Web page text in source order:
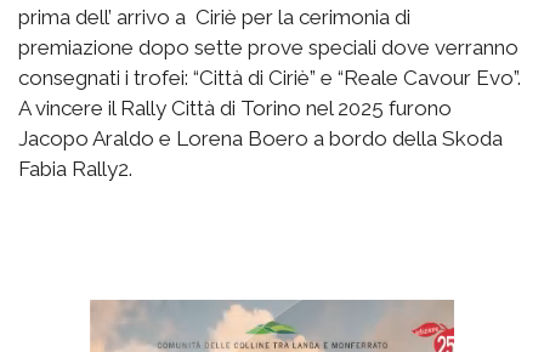
prima dell’ arrivo a Ciriè per la cerimonia di
premiazione dopo sette prove speciali dove verranno
consegnati i trofei: “Città di Ciriè” e “Reale Cavour Evo”.
A vincere il Rally Città di Torino nel 2025 furono
Jacopo Araldo e Lorena Boero a bordo della Skoda
Fabia Rally2.